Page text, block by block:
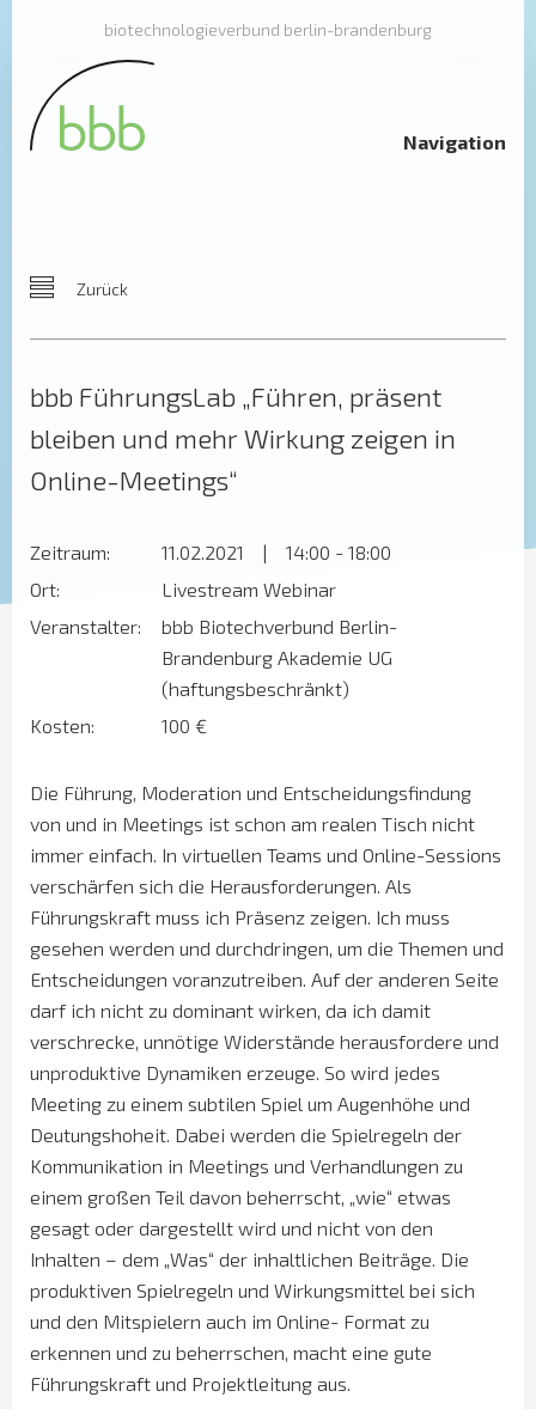
biotechnologieverbund berlin-brandenburg
Navigation
Zurück
bbb FührungsLab „Führen, präsent
bleiben und mehr Wirkung zeigen in
Online-Meetings“
Zeitraum: 11.02.2021 |
14:00 - 18:00
Ort:
Livestream Webinar
Veranstalter:
bbb Biotechverbund Berlin-
Brandenburg Akademie UG
(haftungsbeschränkt)
Kosten:
100 €
Die Führung, Moderation und Entscheidungsfindung
von und in Meetings ist schon am realen Tisch nicht
immer einfach. In virtuellen Teams und Online-Sessions
verschärfen sich die Herausforderungen. Als
Führungskraft muss ich Präsenz zeigen. Ich muss
gesehen werden und durchdringen, um die Themen und
Entscheidungen voranzutreiben. Auf der anderen Seite
darf ich nicht zu dominant wirken, da ich damit
verschrecke, unnötige Widerstände herausfordere und
unproduktive Dynamiken erzeuge. So wird jedes
Meeting zu einem subtilen Spiel um Augenhöhe und
Deutungshoheit. Dabei werden die Spielregeln der
Kommunikation in Meetings und Verhandlungen zu
einem großen Teil davon beherrscht, „wie“ etwas
gesagt oder dargestellt wird und nicht von den
Inhalten – dem „Was“ der inhaltlichen Beiträge. Die
produktiven Spielregeln und Wirkungsmittel bei sich
und den Mitspielern auch im Online- Format zu
erkennen und zu beherrschen, macht eine gute
Führungskraft und Projektleitung aus.